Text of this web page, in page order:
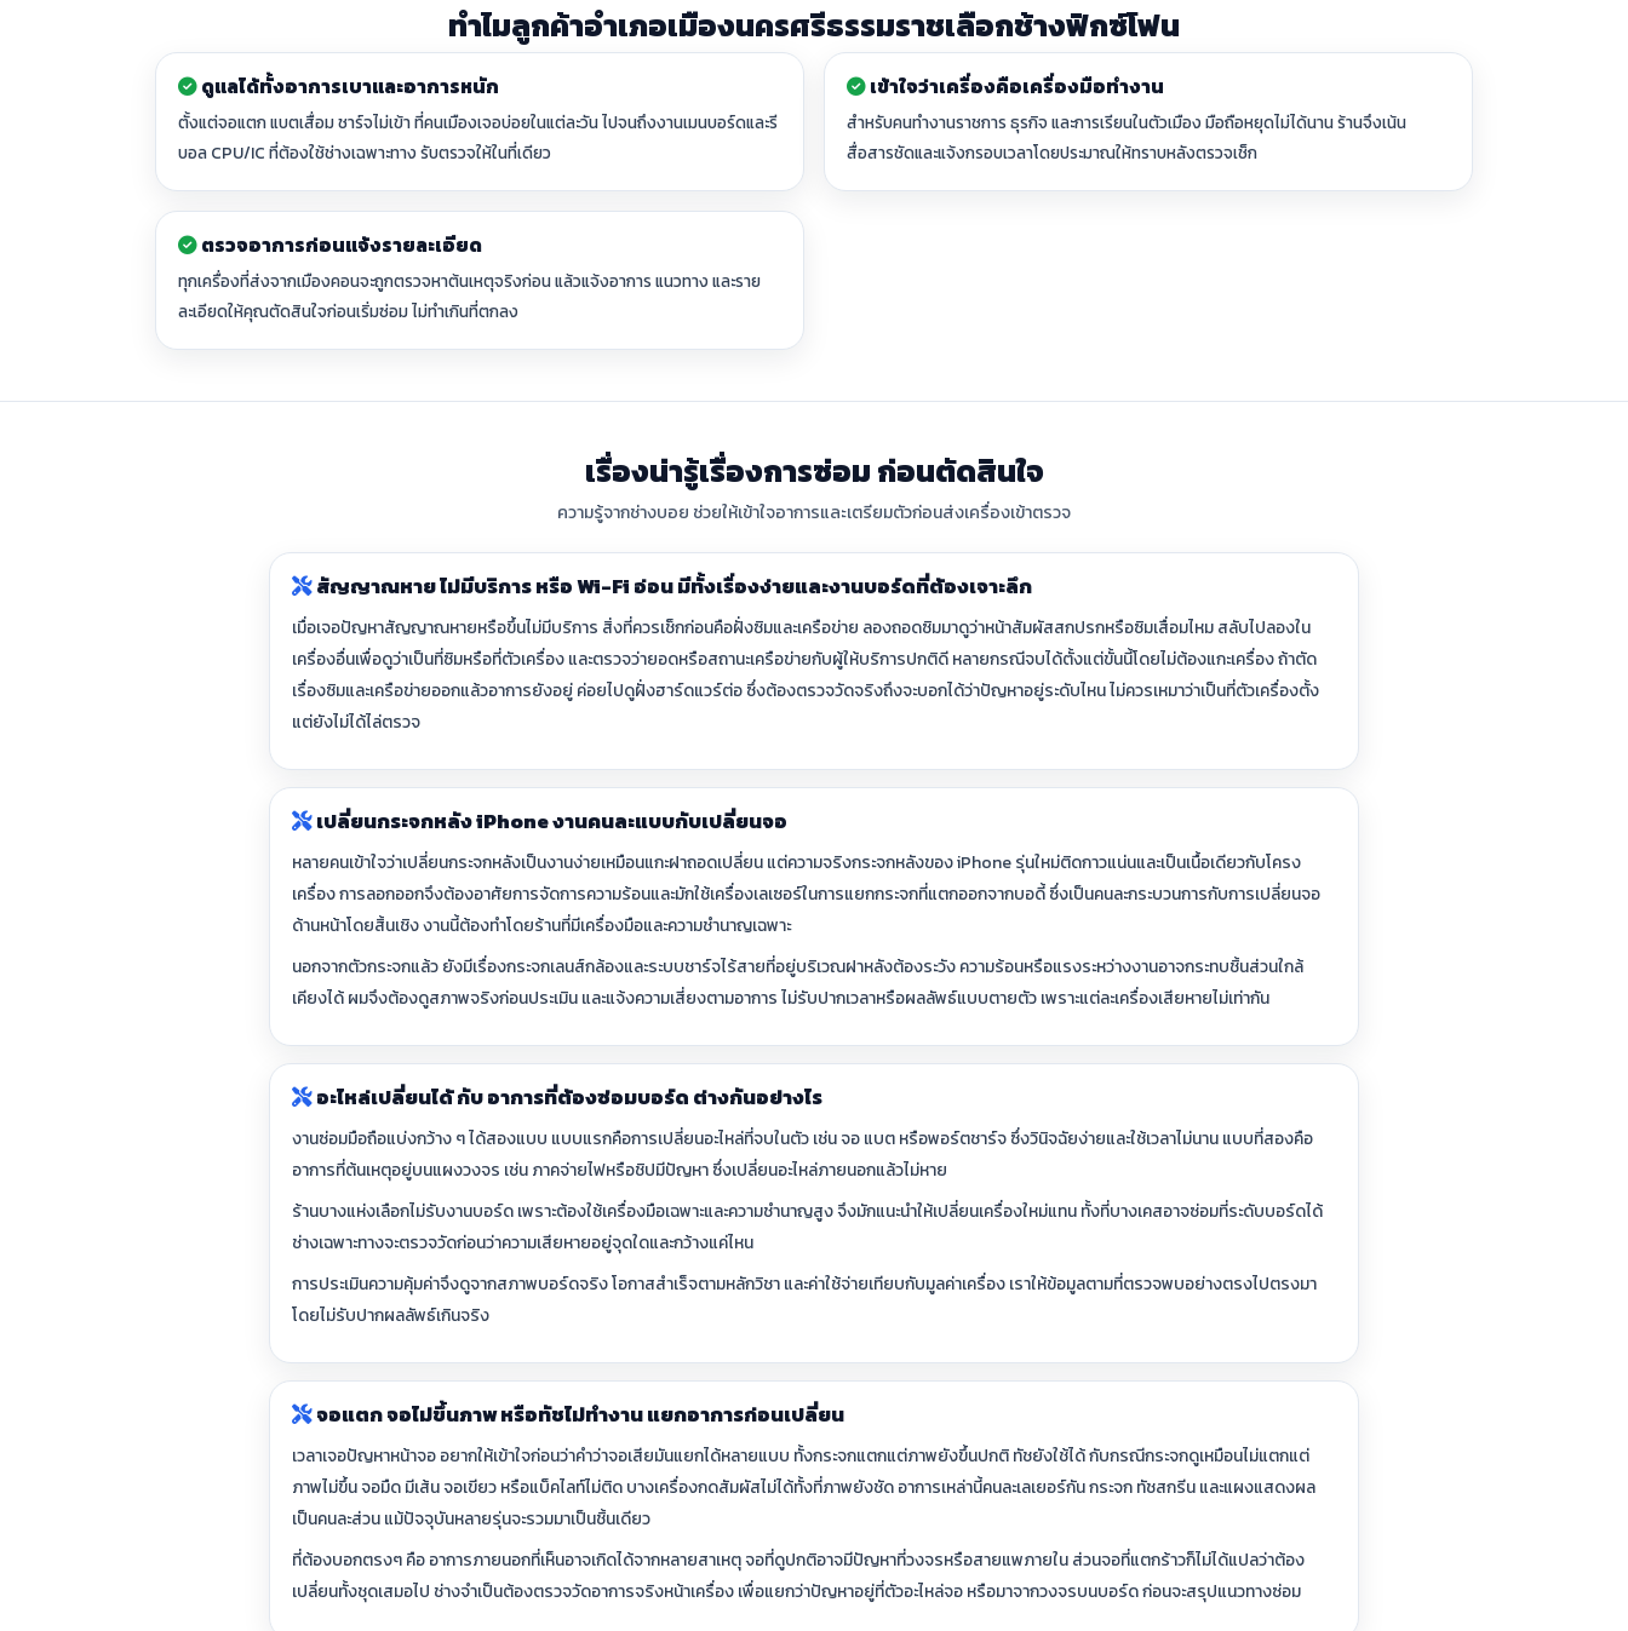
ทำไมลูกค้าอำเภอเมืองนครศรีธรรมราชเลือกช้างฟิกซ์โฟน
ดูแลได้ทั้งอาการเบาและอาการหนัก
ตั้งแต่จอแตก แบตเสื่อม ชาร์จไม่เข้า ที่คนเมืองเจอบ่อยในแต่ละวัน ไปจนถึงงานเมนบอร์ดและรี
บอล CPU/IC ที่ต้องใช้ช่างเฉพาะทาง รับตรวจให้ในที่เดียว
เข้าใจว่าเครื่องคือเครื่องมือทำงาน
สำหรับคนทำงานราชการ ธุรกิจ และการเรียนในตัวเมือง มือถือหยุดไม่ได้นาน ร้านจึงเน้น
สื่อสารชัดและแจ้งกรอบเวลาโดยประมาณให้ทราบหลังตรวจเช็ก
ตรวจอาการก่อนแจ้งรายละเอียด
ทุกเครื่องที่ส่งจากเมืองคอนจะถูกตรวจหาต้นเหตุจริงก่อน แล้วแจ้งอาการ แนวทาง และราย
ละเอียดให้คุณตัดสินใจก่อนเริ่มซ่อม ไม่ทำเกินที่ตกลง
เรื่องน่ารู้เรื่องการซ่อม ก่อนตัดสินใจ
ความรู้จากช่างบอย ช่วยให้เข้าใจอาการและเตรียมตัวก่อนส่งเครื่องเข้าตรวจ
สัญญาณหาย ไม่มีบริการ หรือ Wi-Fi อ่อน มีทั้งเรื่องง่ายและงานบอร์ดที่ต้องเจาะลึก
เมื่อเจอปัญหาสัญญาณหายหรือขึ้นไม่มีบริการ สิ่งที่ควรเช็กก่อนคือฝั่งซิมและเครือข่าย ลองถอดซิมมาดูว่าหน้าสัมผัสสกปรกหรือซิมเสื่อมไหม สลับไปลองใน
เครื่องอื่นเพื่อดูว่าเป็นที่ซิมหรือที่ตัวเครื่อง และตรวจว่ายอดหรือสถานะเครือข่ายกับผู้ให้บริการปกติดี หลายกรณีจบได้ตั้งแต่ขั้นนี้โดยไม่ต้องแกะเครื่อง ถ้าตัด
เรื่องซิมและเครือข่ายออกแล้วอาการยังอยู่ ค่อยไปดูฝั่งฮาร์ดแวร์ต่อ ซึ่งต้องตรวจวัดจริงถึงจะบอกได้ว่าปัญหาอยู่ระดับไหน ไม่ควรเหมาว่าเป็นที่ตัวเครื่องตั้ง
แต่ยังไม่ได้ไล่ตรวจ
เปลี่ยนกระจกหลัง iPhone งานคนละแบบกับเปลี่ยนจอ
หลายคนเข้าใจว่าเปลี่ยนกระจกหลังเป็นงานง่ายเหมือนแกะฝาถอดเปลี่ยน แต่ความจริงกระจกหลังของ iPhone รุ่นใหม่ติดกาวแน่นและเป็นเนื้อเดียวกับโครง
เครื่อง การลอกออกจึงต้องอาศัยการจัดการความร้อนและมักใช้เครื่องเลเซอร์ในการแยกกระจกที่แตกออกจากบอดี้ ซึ่งเป็นคนละกระบวนการกับการเปลี่ยนจอ
ด้านหน้าโดยสิ้นเชิง งานนี้ต้องทำโดยร้านที่มีเครื่องมือและความชำนาญเฉพาะ
นอกจากตัวกระจกแล้ว ยังมีเรื่องกระจกเลนส์กล้องและระบบชาร์จไร้สายที่อยู่บริเวณฝาหลังต้องระวัง ความร้อนหรือแรงระหว่างงานอาจกระทบชิ้นส่วนใกล้
เคียงได้ ผมจึงต้องดูสภาพจริงก่อนประเมิน และแจ้งความเสี่ยงตามอาการ ไม่รับปากเวลาหรือผลลัพธ์แบบตายตัว เพราะแต่ละเครื่องเสียหายไม่เท่ากัน
อะไหล่เปลี่ยนได้ กับ อาการที่ต้องซ่อมบอร์ด ต่างกันอย่างไร
งานซ่อมมือถือแบ่งกว้าง ๆ ได้สองแบบ แบบแรกคือการเปลี่ยนอะไหล่ที่จบในตัว เช่น จอ แบต หรือพอร์ตชาร์จ ซึ่งวินิจฉัยง่ายและใช้เวลาไม่นาน แบบที่สองคือ
อาการที่ต้นเหตุอยู่บนแผงวงจร เช่น ภาคจ่ายไฟหรือชิปมีปัญหา ซึ่งเปลี่ยนอะไหล่ภายนอกแล้วไม่หาย
ร้านบางแห่งเลือกไม่รับงานบอร์ด เพราะต้องใช้เครื่องมือเฉพาะและความชำนาญสูง จึงมักแนะนำให้เปลี่ยนเครื่องใหม่แทน ทั้งที่บางเคสอาจซ่อมที่ระดับบอร์ดได้
ช่างเฉพาะทางจะตรวจวัดก่อนว่าความเสียหายอยู่จุดใดและกว้างแค่ไหน
การประเมินความคุ้มค่าจึงดูจากสภาพบอร์ดจริง โอกาสสำเร็จตามหลักวิชา และค่าใช้จ่ายเทียบกับมูลค่าเครื่อง เราให้ข้อมูลตามที่ตรวจพบอย่างตรงไปตรงมา
โดยไม่รับปากผลลัพธ์เกินจริง
จอแตก จอไม่ขึ้นภาพ หรือทัชไม่ทำงาน แยกอาการก่อนเปลี่ยน
เวลาเจอปัญหาหน้าจอ อยากให้เข้าใจก่อนว่าคำว่าจอเสียมันแยกได้หลายแบบ ทั้งกระจกแตกแต่ภาพยังขึ้นปกติ ทัชยังใช้ได้ กับกรณีกระจกดูเหมือนไม่แตกแต่
ภาพไม่ขึ้น จอมืด มีเส้น จอเขียว หรือแบ็คไลท์ไม่ติด บางเครื่องกดสัมผัสไม่ได้ทั้งที่ภาพยังชัด อาการเหล่านี้คนละเลเยอร์กัน กระจก ทัชสกรีน และแผงแสดงผล
เป็นคนละส่วน แม้ปัจจุบันหลายรุ่นจะรวมมาเป็นชิ้นเดียว
ที่ต้องบอกตรงๆ คือ อาการภายนอกที่เห็นอาจเกิดได้จากหลายสาเหตุ จอที่ดูปกติอาจมีปัญหาที่วงจรหรือสายแพภายใน ส่วนจอที่แตกร้าวก็ไม่ได้แปลว่าต้อง
เปลี่ยนทั้งชุดเสมอไป ช่างจำเป็นต้องตรวจวัดอาการจริงหน้าเครื่อง เพื่อแยกว่าปัญหาอยู่ที่ตัวอะไหล่จอ หรือมาจากวงจรบนบอร์ด ก่อนจะสรุปแนวทางซ่อม